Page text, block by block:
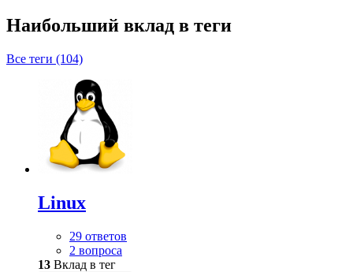
Наибольший вклад в теги
Все теги (104)
Linux
29 ответов
2 вопроса
13 Вклад в тег